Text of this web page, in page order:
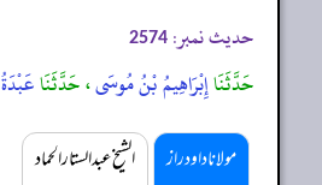
حدیث نمبر: 2574
حَدَّثَنَاإِبْرَاهِيمُ بْنُ مُوسَى، حَدَّثَنَاعَبْدَةُ
مولانا داود راز الشیخ عبدالستار الحماد